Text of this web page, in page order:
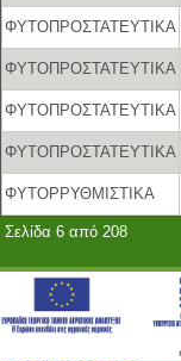
ΦΥΤΟΠΡΟΣΤΑΤΕΥΤΙΚΑ
ΦΥΤΟΠΡΟΣΤΑΤΕΥΤΙΚΑ
ΦΥΤΟΠΡΟΣΤΑΤΕΥΤΙΚΑ
ΦΥΤΟΠΡΟΣΤΑΤΕΥΤΙΚΑ
ΦΥΤΟΡΡΥΘΜΙΣΤΙΚΑ
Σελίδα 6 από 208